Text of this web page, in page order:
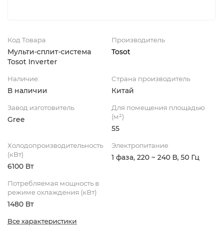
Код Товара
Мульти-сплит-система
Tosot Inverter
Производитель
Tosot
Наличие:
В наличии
Страна производитель
Китай
Завод изготовитель
Gree
Для помещения площадью
(м²)
55
Холодопроизводительность
(кВт)
6100 Вт
Электропитание
1 фаза, 220 ~ 240 В, 50 Гц
Потребляемая мощность в
режиме охлаждения (кВт)
1480 Вт
Все характеристики